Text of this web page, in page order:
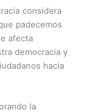
considera
padecemos
afecta
democracia y
hacia
la